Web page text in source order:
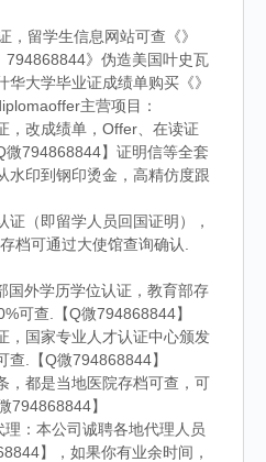
，留学生信息网站可查《》
794868844》伪造美国叶史瓦
大学毕业证成绩单购买《》
主营项目：
，改成绩单，Offer、在读证
微794868844】证明信等全套
水印到钢印烫金，高精仿度跟
证（即留学人员回国证明），
档可通过大使馆查询确认.
国外学历学位认证，教育部存
可查.【Q微794868844】
，国家专业人才认证中心颁发
查.【Q微794868844】
，都是当地医院存档可查，可
794868844】
：本公司诚聘各地代理人员
】，如果你有业余时间，